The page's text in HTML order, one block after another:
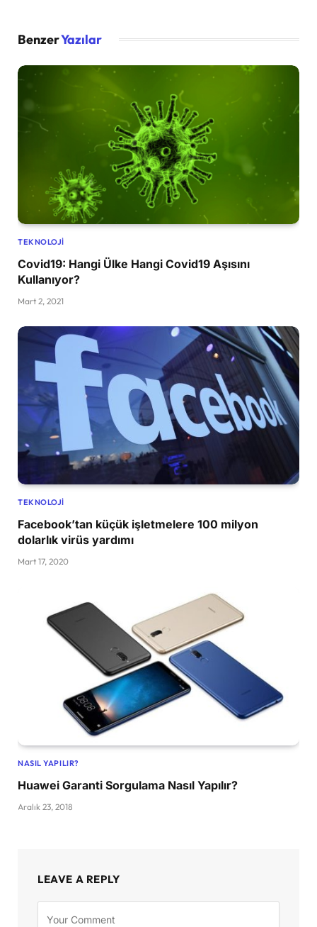
BenzerYazılar
TEKNOLOJI
Covid19: Hangi Ülke Hangi Covid19 Aşısını
Kullanıyor?
Mart 2, 2021
TEKNOLOJI
Facebook’tan küçük işletmelere 100 milyon
dolarlık virüs yardımı
Mart 17, 2020
NASIL YAPILIR?
Huawei Garanti Sorgulama Nasıl Yapılır?
Aralık 23, 2018
LEAVE A REPLY